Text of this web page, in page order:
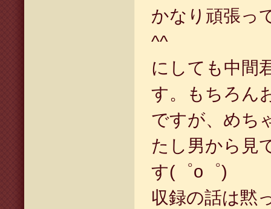
かなり頑張っ
^^
にしても中間
す。もちろん
ですが、めち
たし男から見
す(゜o゜)
収録の話は黙